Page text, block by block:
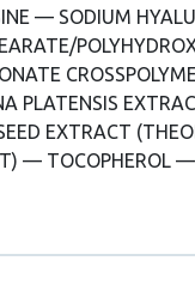
— SODIUM
PLATENSIS
EXTRACT
— TOCOPHEROL